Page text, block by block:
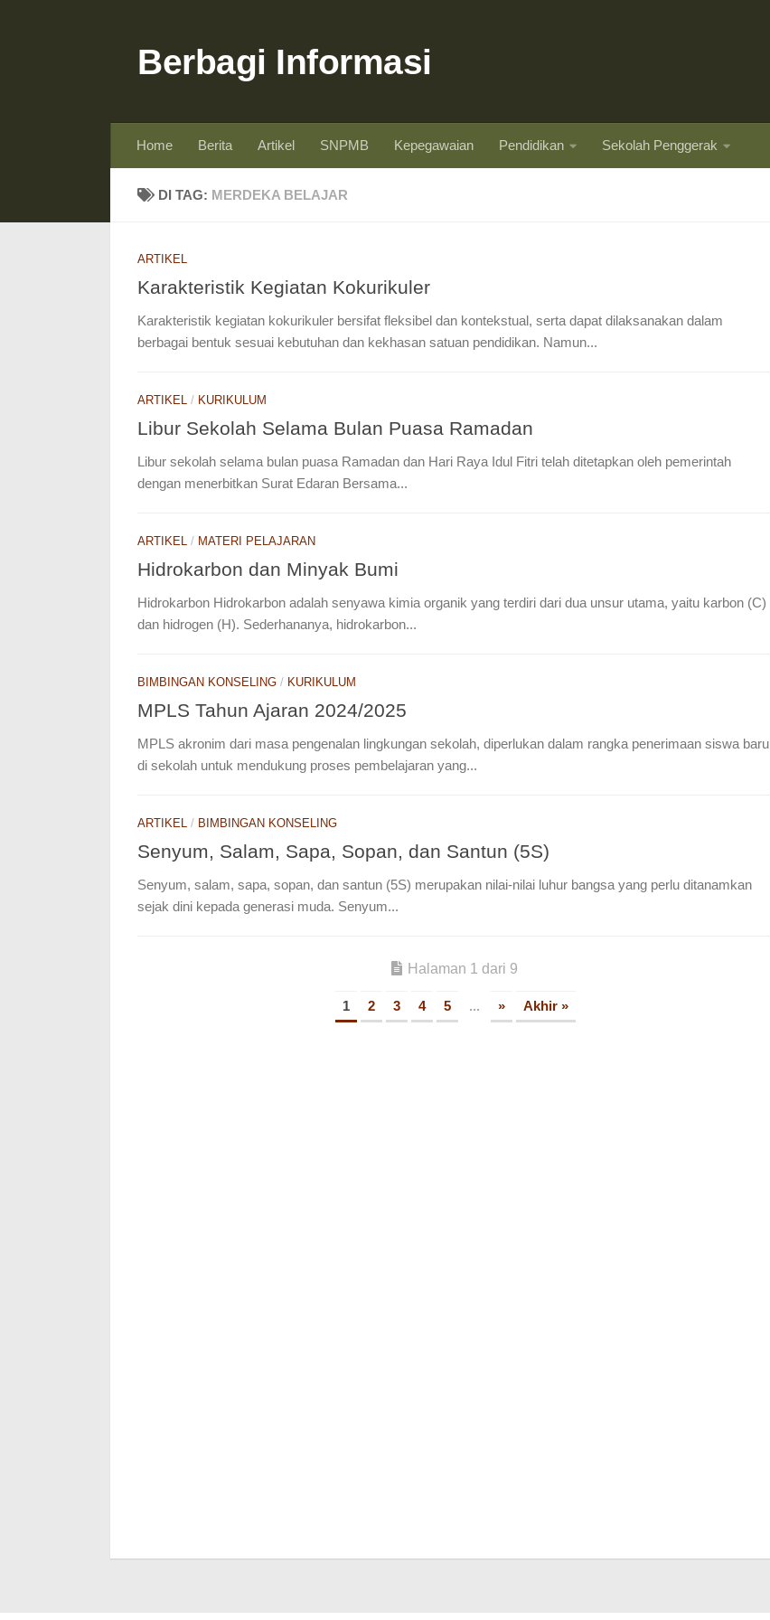
Berbagi Informasi
Home Berita Artikel SNPMB Kepegawaian Pendidikan Sekolah Penggerak
DI TAG: MERDEKA BELAJAR
ARTIKEL
Karakteristik Kegiatan Kokurikuler
Karakteristik kegiatan kokurikuler bersifat fleksibel dan kontekstual, serta dapat dilaksanakan dalam
berbagai bentuk sesuai kebutuhan dan kekhasan satuan pendidikan. Namun...
ARTIKEL / KURIKULUM
Libur Sekolah Selama Bulan Puasa Ramadan
Libur sekolah selama bulan puasa Ramadan dan Hari Raya Idul Fitri telah ditetapkan oleh pemerintah
dengan menerbitkan Surat Edaran Bersama...
ARTIKEL / MATERI PELAJARAN
Hidrokarbon dan Minyak Bumi
Hidrokarbon Hidrokarbon adalah senyawa kimia organik yang terdiri dari dua unsur utama, yaitu karbon (C)
dan hidrogen (H). Sederhananya, hidrokarbon...
BIMBINGAN KONSELING / KURIKULUM
MPLS Tahun Ajaran 2024/2025
MPLS akronim dari masa pengenalan lingkungan sekolah, diperlukan dalam rangka penerimaan siswa baru
di sekolah untuk mendukung proses pembelajaran yang...
ARTIKEL / BIMBINGAN KONSELING
Senyum, Salam, Sapa, Sopan, dan Santun (5S)
Senyum, salam, sapa, sopan, dan santun (5S) merupakan nilai-nilai luhur bangsa yang perlu ditanamkan
sejak dini kepada generasi muda. Senyum...
Halaman 1 dari 9
1 2 3 4 5 ... » Akhir »